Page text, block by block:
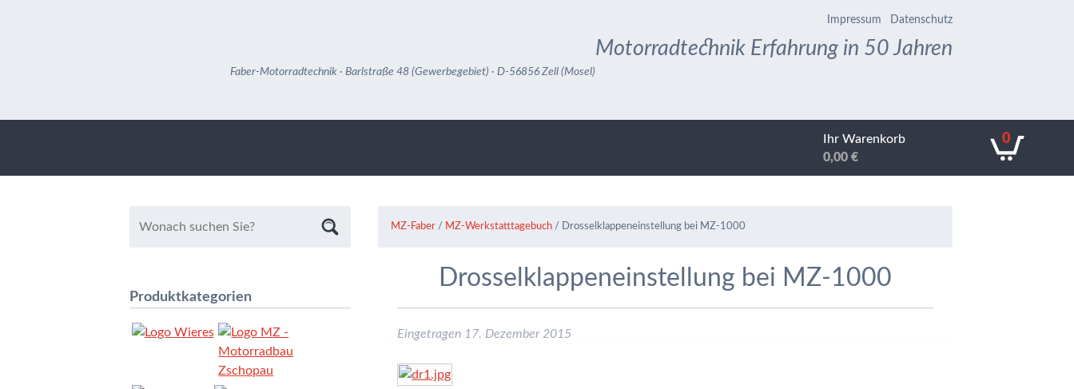
Impressum Datenschutz
Motorradtechnik Erfahrung in 50 Jahren
Faber-Motorradtechnik · Barlstraße 48 (Gewerbegebiet) · D-56856 Zell (Mosel)
Ihr Warenkorb
0,00€
0
MZ-Faber / MZ-Werkstatttagebuch / Drosselklappeneinstellung bei MZ-1000
Drosselklappeneinstellung bei MZ-1000
Eingetragen 17. Dezember 2015
Produktkategorien